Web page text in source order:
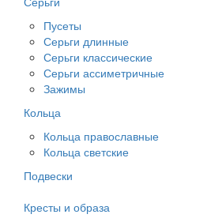
Пусеты
Серьги длинные
Серьги классические
Серьги ассиметричные
Зажимы
Кольца
Кольца православные
Кольца светские
Подвески
Кресты и образа